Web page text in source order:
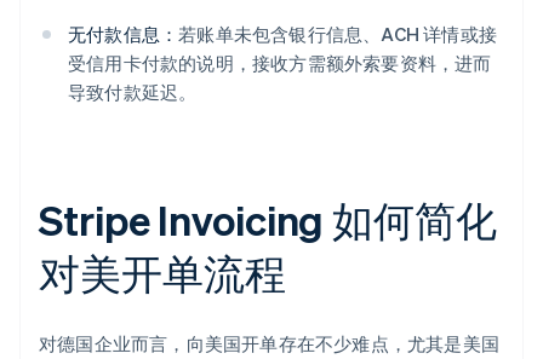
无付款信息：若账单未包含银行信息、ACH 详情或接
受信用卡付款的说明，接收方需额外索要资料，进而
导致付款延迟。
Stripe Invoicing 如何简化
对美开单流程
对德国企业而言，向美国开单存在不少难点，尤其是美国